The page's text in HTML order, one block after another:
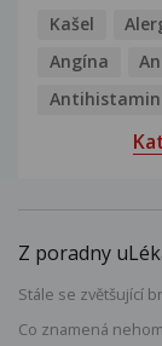
Kašel
Angína
Z poradny
Stále se zvětšující
Co znamená